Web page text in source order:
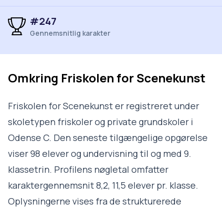
#247
Gennemsnitlig karakter
Omkring Friskolen for Scenekunst
Friskolen for Scenekunst er registreret under
skoletypen friskoler og private grundskoler i
Odense C. Den seneste tilgængelige opgørelse
viser 98 elever og undervisning til og med 9.
klassetrin. Profilens nøgletal omfatter
karaktergennemsnit 8,2, 11,5 elever pr. klasse.
Oplysningerne vises fra de strukturerede